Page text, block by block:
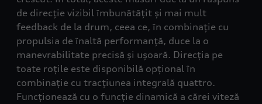
de direcție vizibil îmbunătățit și mai mult
feedback de la drum, ceea ce, în combinație cu
propulsia de înaltă performanță, duce la o
manevrabilitate precisă și ușoară. Direcția pe
toate roțile este disponibilă opțional în
combinație cu tracțiunea integrală quattro.
Funcționează cu o funcție dinamică a cărei viteză